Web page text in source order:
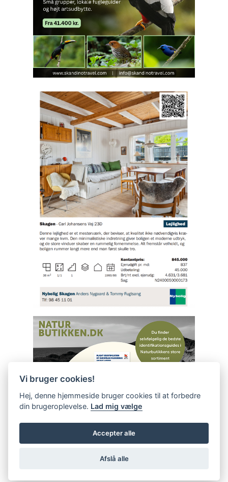
Vi bruger cookies!
Hej, denne hjemmeside bruger cookies til at forbedre
din brugeroplevelse. Lad mig vælge
Accepter alle
Afslå alle